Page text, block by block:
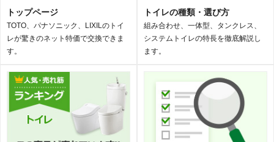
トップページ
TOTO、パナソニック、LIXILのトイ
レが驚きのネット特価で交換できま
す。
トイレの種類・選び方
組み合わせ、一体型、タンクレス、
システムトイレの特長を徹底解説し
ます。